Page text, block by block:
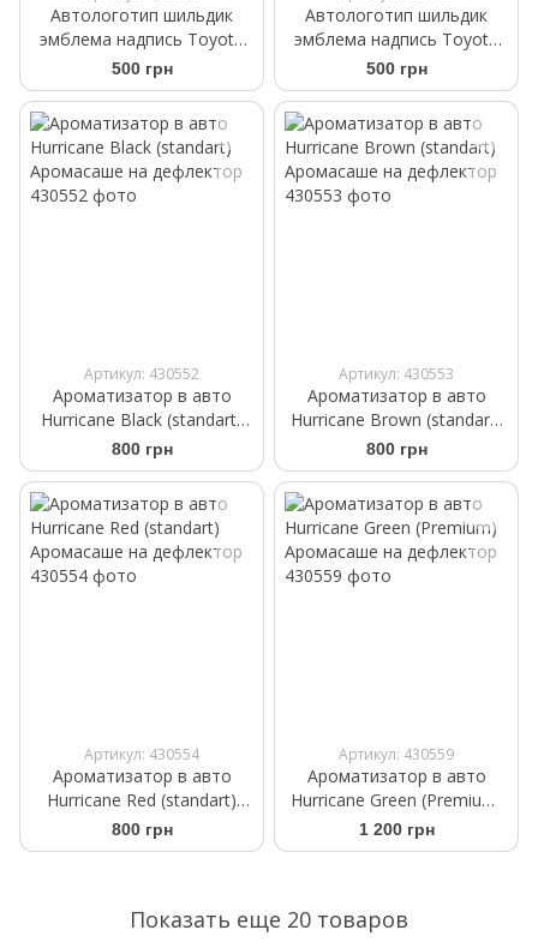
Автологотип шильдик
эмблема надпись Toyota
V6 Black глянец
500 грн
Автологотип шильдик
эмблема надпись Toyota
Land Cruiser Prado TX Black
глянец
500 грн
Артикул: 430552
Ароматизатор в авто
Hurricane Black (standart)
Аромасаше на дефлектор
800 грн
Артикул: 430553
Ароматизатор в авто
Hurricane Brown (standart)
Аромасаше на дефлектор
800 грн
Артикул: 430554
Ароматизатор в авто
Hurricane Red (standart)
Аромасаше на дефлектор
800 грн
Артикул: 430559
Ароматизатор в авто
Hurricane Green (Premium)
Аромасаше на дефлектор
1 200 грн
Показать еще 20 товаров